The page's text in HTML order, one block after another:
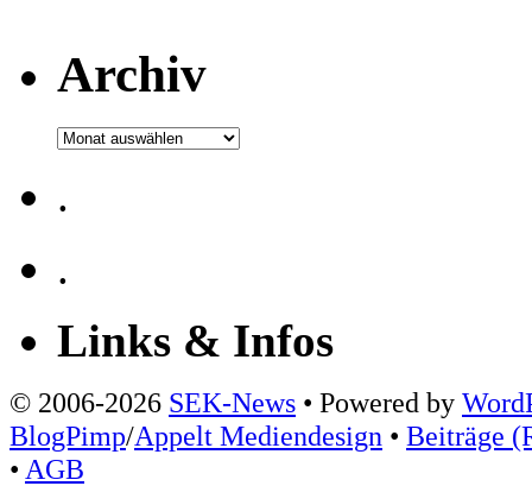
Archiv
Archiv
.
.
Links & Infos
© 2006-2026 SEK-News • Powered by
BlogPimp/Appelt Mediendesign • Beiträge
• AGB